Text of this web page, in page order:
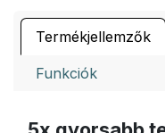
Termékjellemzők
Funkciók